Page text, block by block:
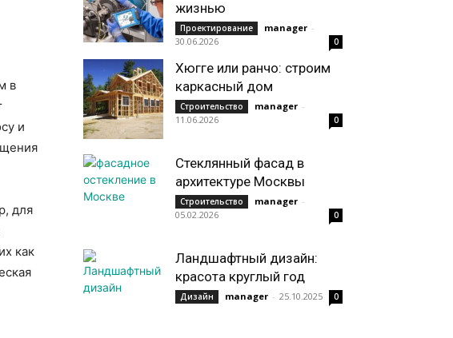
в
и
для
как
жизнью
Проектирование manager -
30.06.2026
0
Хюгге или ранчо: строим
каркасный дом
Строительство manager -
11.06.2026
0
Стеклянный фасад в
архитектуре Москвы
Строительство manager -
05.02.2026
0
Ландшафтный дизайн:
красота круглый год
Дизайн manager - 25.10.2025 0